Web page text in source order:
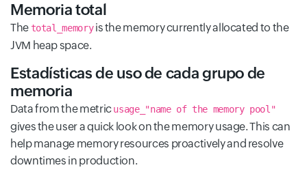
Memoria total
The total_memoryis the memory currently allocated to the
JVM heap space.
Estadísticas de uso de cada grupo de
memoria
Data from the metricusage_"name of the memory pool"
gives the user a quick look on the memory usage. This can
help manage memory resources proactively and resolve
downtimes in production.